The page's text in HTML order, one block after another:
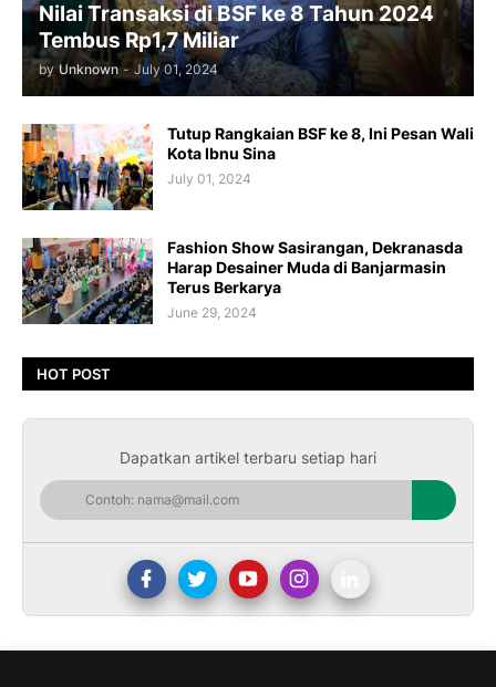
Nilai Transaksi di BSF ke 8 Tahun 2024
Tembus Rp1,7 Miliar
by Unknown - July 01, 2024
Tutup Rangkaian BSF ke 8, Ini Pesan Wali
Kota Ibnu Sina
July 01, 2024
Fashion Show Sasirangan, Dekranasda
Harap Desainer Muda di Banjarmasin
Terus Berkarya
June 29, 2024
HOT POST
Dapatkan artikel terbaru setiap hari